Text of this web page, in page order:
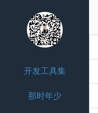
开发工具集
那时年少